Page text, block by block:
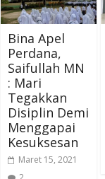
Bina Apel
Perdana,
Saifullah MN
: Mari
Tegakkan
Disiplin Demi
Menggapai
Kesuksesan
Maret 15, 2021